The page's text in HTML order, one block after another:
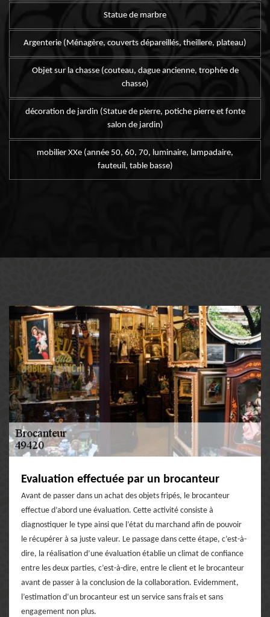
Statue de marbre
Argenterie (Ménagère, couverts dépareillés, theillere, plateau)
Objet sur la chasse (couteau, dague ancienne, trophée de
chasse)
décoration de jardin (Statue de pierre, potiche pierre et fonte
salon de jardin)
mobilier XXe (année 50, 60, 70, luminaire, lampadaire,
fauteuil, table basse)
Evaluation effectuée par un brocanteur
Avant de passer dans un achat des objets fripés, le brocanteur
effectue d’abord une évaluation. Cette activité consiste à
diagnostiquer le type ainsi que l’état du marchand afin de pouvoir
le récupérer à sa juste valeur. Le passage dans cette étape, c’est-à-
dire, la réalisation d’une évaluation établie un climat de confiance
entre les deux parties, c’est-à-dire, entre le client et le brocanteur
avant de passer à la conclusion de la collaboration. Evidemment,
l’estimation d’un brocanteur est un service sans frais et sans
engagement non plus.